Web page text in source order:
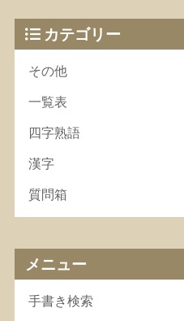
カテゴリー
その他
一覧表
四字熟語
漢字
質問箱
メニュー
手書き検索